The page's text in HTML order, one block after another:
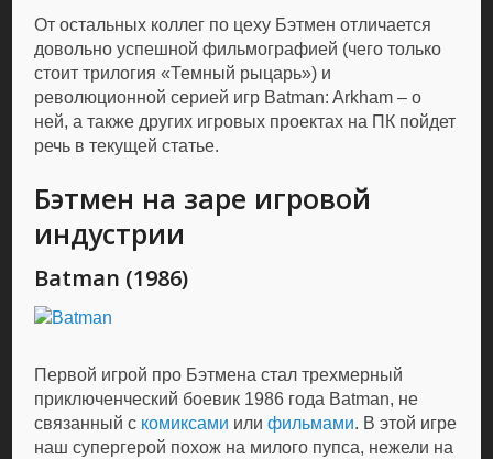
От остальных коллег по цеху Бэтмен отличается
довольно успешной фильмографией (чего только
стоит трилогия «Темный рыцарь») и
революционной серией игр Batman: Arkham – о
ней, а также других игровых проектах на ПК пойдет
речь в текущей статье.
Бэтмен на заре игровой
индустрии
Batman (1986)
Первой игрой про Бэтмена стал трехмерный
приключенческий боевик 1986 года Batman, не
связанный с комиксами илифильмами. В этой игре
наш супергерой похож на милого пупса, нежели на